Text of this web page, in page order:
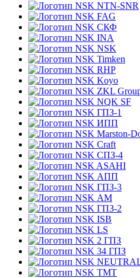
NTN-SNR
FAG
СКФ
INA
NSK
Timken
RHP
Koyo
ZKL
NQK SF
ГПЗ-1
ИПП
Marston-
Craft
СПЗ-4
ASAHI
АПП
ГПЗ-3
АМ
ГПЗ-2
ISB
LS
2 ГПЗ
34 ГПЗ
TMT